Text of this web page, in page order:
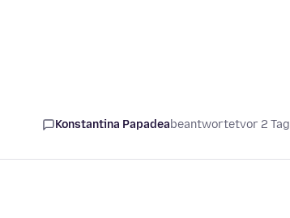
Konstantina Papadeabeantwortetvor 2